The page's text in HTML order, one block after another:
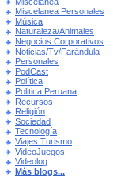
Miscelanea Personales
Música
Naturaleza/Animales
Negocios Corporativos
Noticias/Tv/Farándula
Personales
PodCast
Política
Politica Peruana
Recursos
Religión
Sociedad
Tecnología
Viajes Turismo
VideoJuegos
Videolog
Más blogs...